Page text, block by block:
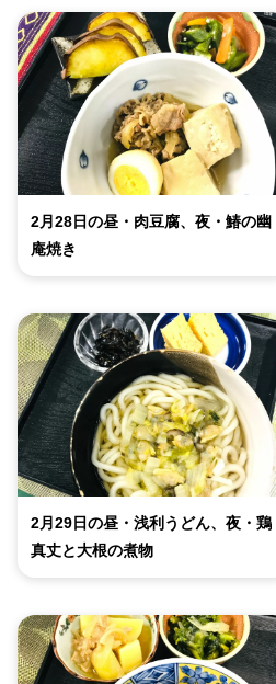
2月28日の昼・肉豆腐、夜・鰆の幽
庵焼き
2月29日の昼・浅利うどん、夜・鶏
真丈と大根の煮物